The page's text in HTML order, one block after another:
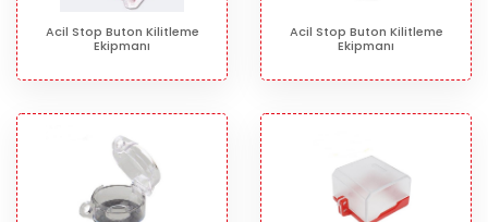
Acil Stop Buton Kilitleme
Ekipmanı
Acil Stop Buton Kilitleme
Ekipmanı